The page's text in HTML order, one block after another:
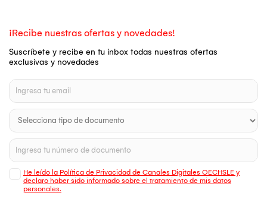
¡Recibe nuestras ofertas y novedades!
Suscríbete y recibe en tu inbox todas nuestras ofertas
exclusivas y novedades
He leído la Política de Privacidad de Canales Digitales OECHSLE y
declaro haber sido informado sobre el tratamiento de mis datos
personales.